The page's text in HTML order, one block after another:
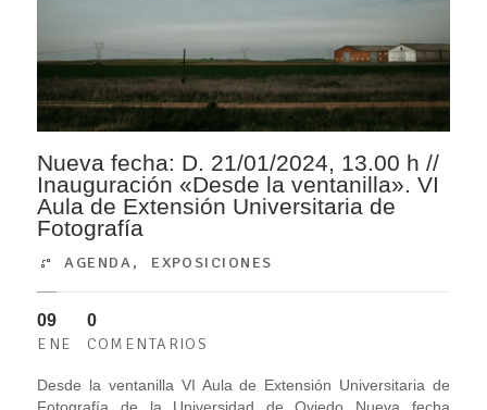
Nueva fecha: D. 21/01/2024, 13.00 h //
Inauguración «Desde la ventanilla». VI
Aula de Extensión Universitaria de
Fotografía
AGENDA, EXPOSICIONES
09
ENE
0
COMENTARIOS
Desde la ventanilla VI Aula de Extensión Universitaria de